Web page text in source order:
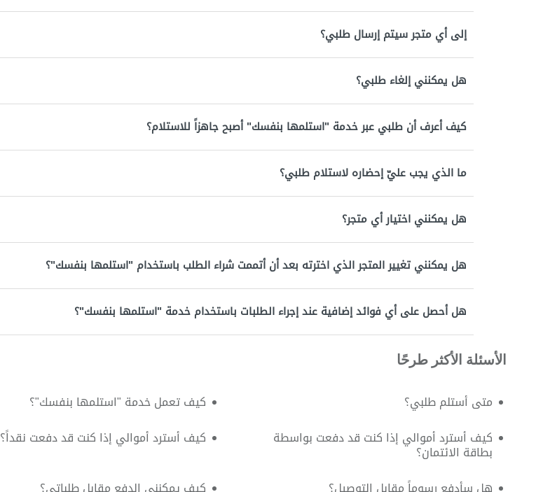
إلى أي متجر سيتم إرسال طلبي؟
هل يمكنني إلغاء طلبي؟
كيف أعرف أن طلبي عبر خدمة "استلمها بنفسك" أصبح جاهزاً للاستلام؟
ما الذي يجب عليّ إحضاره لاستلام طلبي؟
هل يمكنني اختيار أي متجر؟
هل يمكنني تغيير المتجر الذي اخترته بعد أن أتممت شراء الطلب باستخدام "استلمها بنفسك"؟
هل أحصل على أي فوائد إضافية عند إجراء الطلبات باستخدام خدمة "استلمها بنفسك"؟
الأسئلة الأكثر طرحًا
متى أستلم طلبي؟ كيف تعمل خدمة "استلمها بنفسك"؟
كيف أسترد أموالي إذا كنت قد دفعت بواسطة
بطاقة الائتمان؟
كيف أسترد أموالي إذا كنت قد دفعت نقداً؟